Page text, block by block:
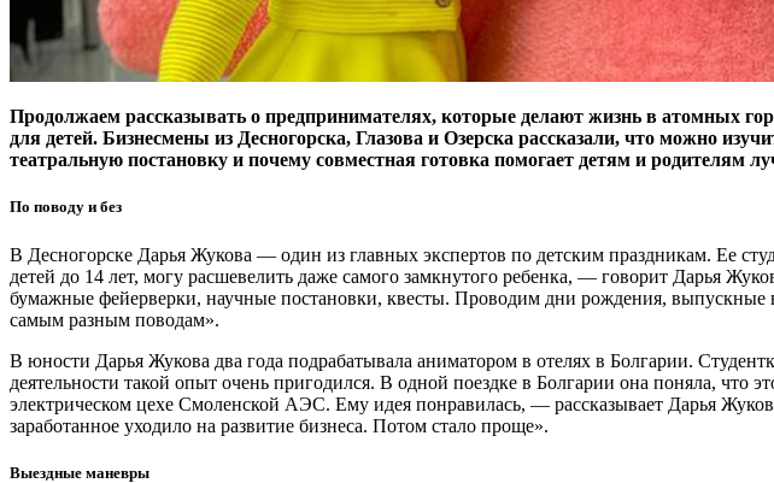
Продолжаем рассказывать о предпринимателях, которые делают жизнь в атомных
для детей. Бизнесмены из Десногорска, Глазова и Озерска рассказали, что можно
театральную постановку и почему совместная готовка помогает детям и родителям
По поводу и без
В Десногорске Дарья Жукова — один из главных экспертов по детским праздникам. Ее
детей до 14 лет, могу расшевелить даже самого замкнутого ребенка, — говорит Дарья
бумажные фейерверки, научные постановки, квесты. Проводим дни рождения,
самым разным поводам».
В юности Дарья Жукова два года подрабатывала аниматором в отелях в Болгарии.
деятельности такой опыт очень пригодился. В одной поездке в Болгарии она поняла,
электрическом цехе Смоленской АЭС. Ему идея понравилась, — рассказывает Дарья
заработанное уходило на развитие бизнеса. Потом стало проще».
Выездные маневры